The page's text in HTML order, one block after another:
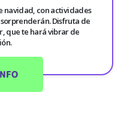
navidad, con actividades
Disfruta de
que te hará vibrar de